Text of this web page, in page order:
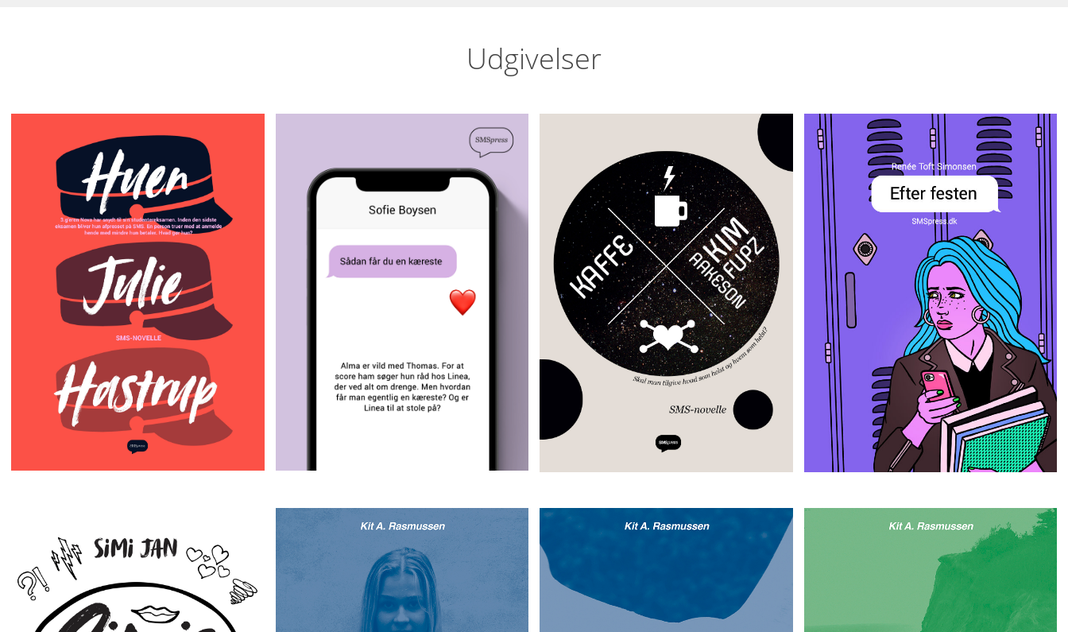
Udgivelser
Huen
Julie Hastrup
3.G’EREN NOVA HAR SNYDT TIL SIN
STUDENTEREKSAMEN. ET PAR DAGE
INDEN DEN SIDSTE EKSAMEN BLIVER
HUN AFPRESSET PÅ SMS. EN PERSON
TRUER MED AT ANMELDE HENDE MED
MINDRE HUN BETALER. HVAD GØR HUN?
Sådan får du en
kæreste
Sofie Boysen
SCORE HAM SØGER HUN RÅD HOS LINEA,
DER VED ALT OM DRENGE. MEN
HVORDAN FÅR MAN EGENTLIG EN
Kaffe
Kim Fupz Aakeson
DERES FAR VIL KOMME TIL KAFFE. HAN
VIL SIGE UNDSKYLD. SANNE PRØVER AT
OVERTALE MORTEN TIL OGSÅ AT MØDE
OP. MEN SKAL MAN TILGIVE HVAD SOM
HELST OG HVEM SOM HELST?
Efter festen
Renée Toft Simonsen
EFTER EN FEST MODTAGER MATHILDE EN
RÆKKE MEGET UBEHAGELIGE SMS’ER FRA
ET NUMMER HUN IKKE KENDER. OPLEV
DIGITAL MOBNING PÅ FØRSTEHÅND I
RENÉE TOFT SIMONSENS REALISTISKE
SMS-NOVELLE.
Simis mor
Simi Jan
Undskyld
Kit A. Rasmussen Kit A. Rasmussen
Dagen efter
Kit A. Rasmussen